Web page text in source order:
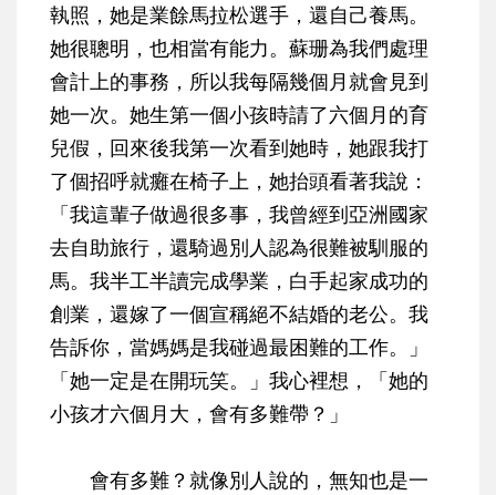
執照，她是業餘馬拉松選手，還自己養馬。
她很聰明，也相當有能力。蘇珊為我們處理
會計上的事務，所以我每隔幾個月就會見到
她一次。她生第一個小孩時請了六個月的育
兒假，回來後我第一次看到她時，她跟我打
了個招呼就癱在椅子上，她抬頭看著我說：
「我這輩子做過很多事，我曾經到亞洲國家
去自助旅行，還騎過別人認為很難被馴服的
馬。我半工半讀完成學業，白手起家成功的
創業，還嫁了一個宣稱絕不結婚的老公。我
告訴你，當媽媽是我碰過最困難的工作。」
「她一定是在開玩笑。」我心裡想，「她的
小孩才六個月大，會有多難帶？」
會有多難？就像別人說的，無知也是一